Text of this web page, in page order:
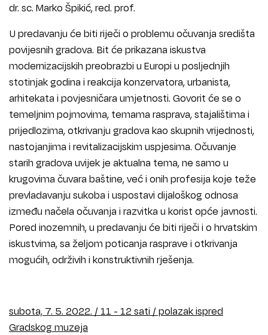
dr. sc. Marko Špikić, red. prof.
U predavanju će biti riječi o problemu očuvanja središta
povijesnih gradova. Bit će prikazana iskustva
modernizacijskih preobrazbi u Europi u posljednjih
stotinjak godina i reakcija konzervatora, urbanista,
arhitekata i povjesničara umjetnosti. Govorit će se o
temeljnim pojmovima, temama rasprava, stajalištima i
prijedlozima, otkrivanju gradova kao skupnih vrijednosti,
nastojanjima i revitalizacijskim uspjesima. Očuvanje
starih gradova uvijek je aktualna tema, ne samo u
krugovima čuvara baštine, već i onih profesija koje teže
prevladavanju sukoba i uspostavi dijaloškog odnosa
između načela očuvanja i razvitka u korist opće javnosti.
Pored inozemnih, u predavanju će biti riječi i o hrvatskim
iskustvima, sa željom poticanja rasprave i otkrivanja
mogućih, održivih i konstruktivnih rješenja.
subota, 7. 5. 2022. / 11 - 12 sati / polazak ispred
Gradskog muzeja